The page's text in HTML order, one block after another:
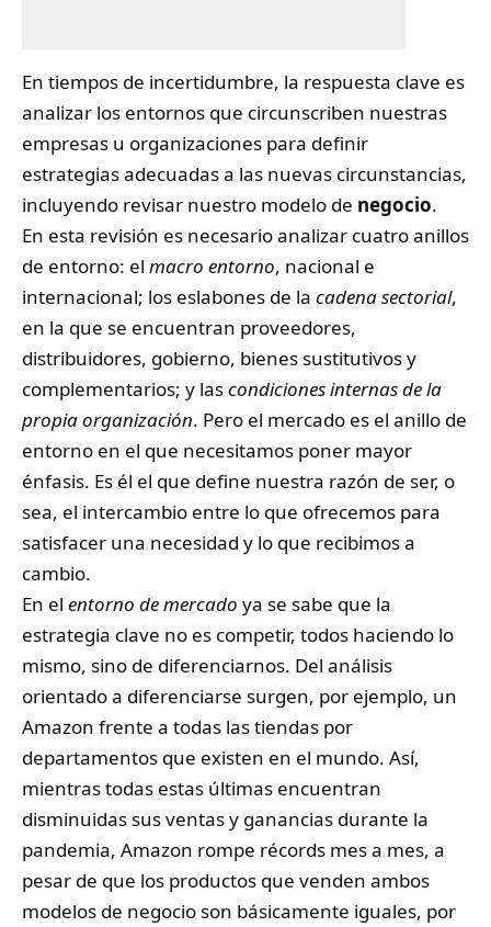
En tiempos de incertidumbre, la respuesta clave es
analizar los entornos que circunscriben nuestras
empresas u organizaciones para definir
estrategias adecuadas a las nuevas circunstancias,
incluyendo revisar nuestro modelo de negocio.
En esta revisión es necesario analizar cuatro anillos
de entorno: el macro entorno, nacional e
internacional; los eslabones de la cadena sectorial,
en la que se encuentran proveedores,
distribuidores, gobierno, bienes sustitutivos y
complementarios; y lascondiciones internas de la
propia organización. Pero el mercado es el anillo de
entorno en el que necesitamos poner mayor
énfasis. Es él el que define nuestra razón de ser, o
sea, el intercambio entre lo que ofrecemos para
satisfacer una necesidad y lo que recibimos a
cambio.
En el entorno de mercado ya se sabe que la
estrategia clave no es competir, todos haciendo lo
mismo, sino de diferenciarnos. Del análisis
orientado a diferenciarse surgen, por ejemplo, un
Amazon frente a todas las tiendas por
departamentos que existen en el mundo. Así,
mientras todas estas últimas encuentran
disminuidas sus ventas y ganancias durante la
pandemia, Amazon rompe récords mes a mes, a
pesar de que los productos que venden ambos
modelos de negocio son básicamente iguales, por